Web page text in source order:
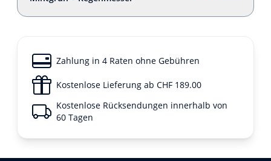
Zahlung in 4 Raten ohne Gebühren
Kostenlose Lieferung ab CHF 189.00
Kostenlose Rücksendungen innerhalb von
60 Tagen